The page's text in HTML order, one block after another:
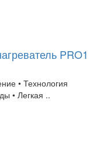
PRO1
• Технология
• Легкая ..